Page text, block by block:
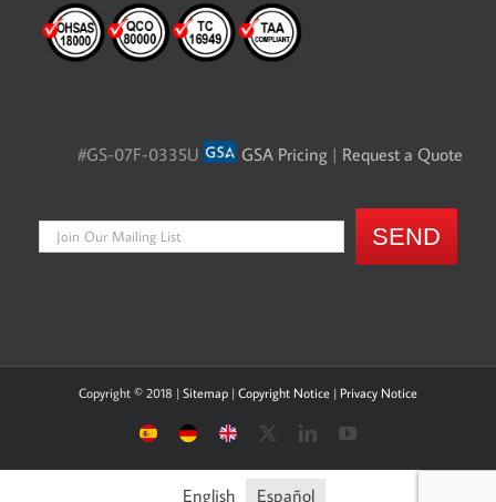
#GS-07F-0335U GSA Pricing | Request a Quote
Copyright © 2018 | Sitemap | Copyright Notice | Privacy Notice
Sitio
Deutsche
UK
LinkedInYouTube
English Español